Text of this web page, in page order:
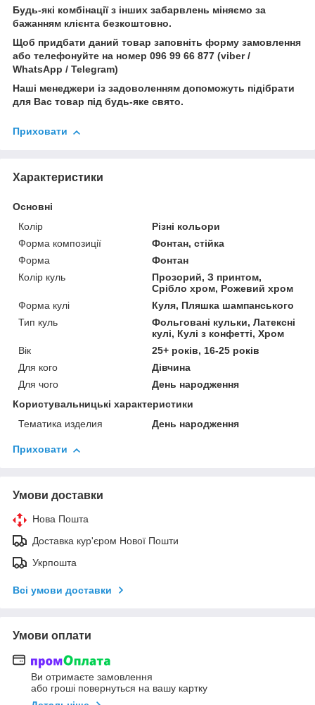
Будь-які комбінації з інших забарвлень міняємо за
бажанням клієнта безкоштовно.
Щоб придбати даний товар заповніть форму замовлення
або телефонуйте на номер 096 99 66 877 (viber /
WhatsApp / Telegram)
Наші менеджери із задоволенням допоможуть підібрати
для Вас товар під будь-яке свято.
Приховати
Характеристики
Основні
Колір
Різні кольори
Форма композиції
Фонтан, стійка
Форма
Фонтан
Колір куль
Прозорий, З принтом,
Срібло хром, Рожевий хром
Форма кулі
Куля, Пляшка шампанського
Тип куль
Фольговані кульки, Латексні
кулі, Кулі з конфетті, Хром
Вік
25+ років, 16-25 років
Для кого
Дівчина
Для чого
День народження
Користувальницькі характеристики
Тематика изделия
День народження
Приховати
Умови доставки
Нова Пошта
Доставка кур'єром Нової Пошти
Укрпошта
Всі умови доставки
Умови оплати
Ви отримаєте замовлення
або гроші повернуться на вашу картку